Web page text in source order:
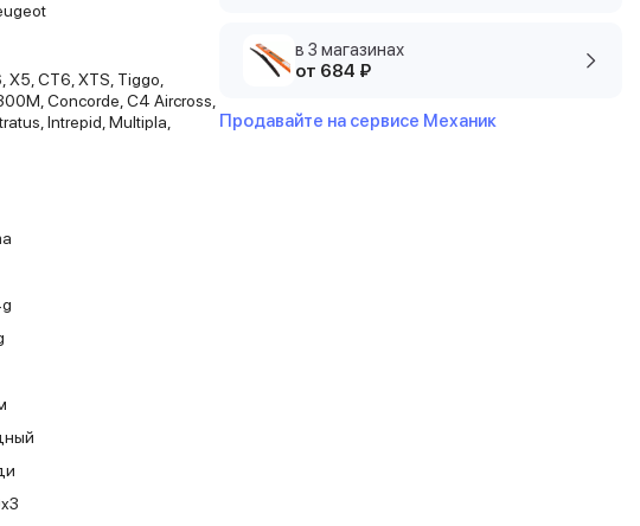
X5, CT6, XTS, Tiggo,
Concorde, C4 Aircross,
Intrepid, Multipla,
в 3 магазинах
от 684 ₽
Продавайте на сервисе Механик